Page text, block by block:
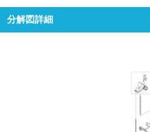
分解図詳細